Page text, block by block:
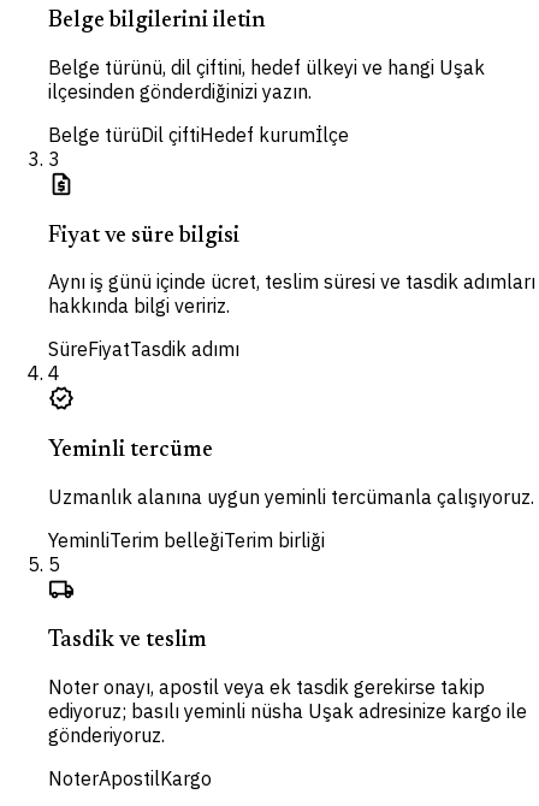
Belge bilgilerini iletin
Belge türünü, dil çiftini, hedef ülkeyi ve hangi Uşak
ilçesinden gönderdiğinizi yazın.
Belge türüDil çiftiHedef kurumİlçe
3
request_quote
Fiyat ve süre bilgisi
Aynı iş günü içinde ücret, teslim süresi ve tasdik adımları
hakkında bilgi veririz.
SüreFiyatTasdik adımı
4
verified
Yeminli tercüme
Uzmanlık alanına uygun yeminli tercümanla çalışıyoruz.
YeminliTerim belleğiTerim birliği
5
local_shipping
Tasdik ve teslim
Noter onayı, apostil veya ek tasdik gerekirse takip
ediyoruz; basılı yeminli nüsha Uşak adresinize kargo ile
gönderiyoruz.
NoterApostilKargo